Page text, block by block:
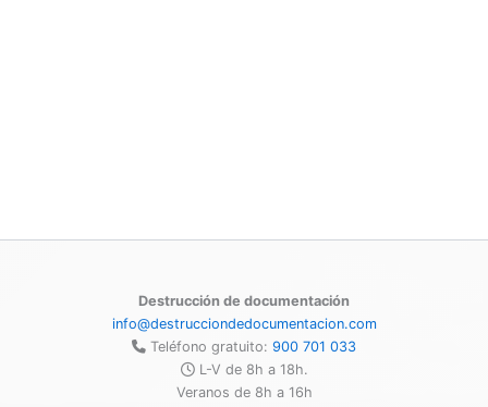
Destrucción de documentación
info@destrucciondedocumentacion.com
Teléfono gratuito: 900 701 033
L-V de 8h a 18h.
Veranos de 8h a 16h